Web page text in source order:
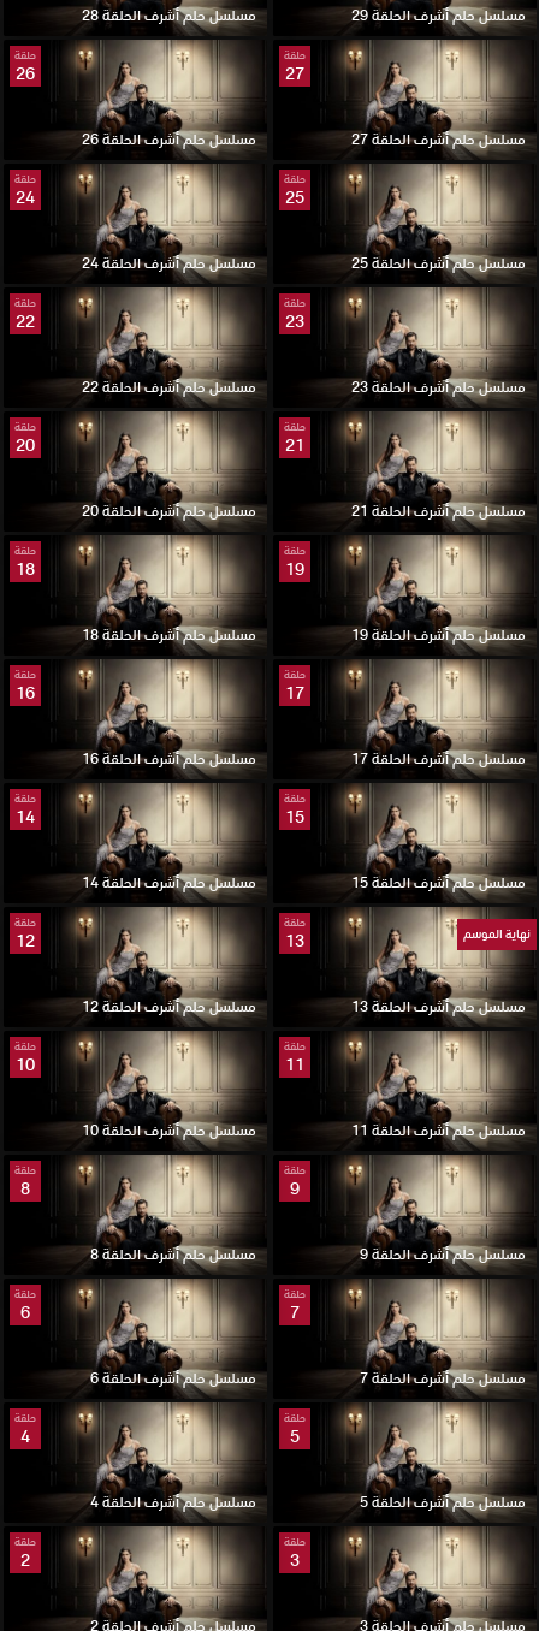
مسلسل حلم أشرف الحلقة 29 مسلسل حلم أشرف الحلقة 28
حلقة
27
مسلسل حلم أشرف الحلقة 27
حلقة
26
مسلسل حلم أشرف الحلقة 26
حلقة
25
مسلسل حلم أشرف الحلقة 25
حلقة
24
مسلسل حلم أشرف الحلقة 24
حلقة
23
مسلسل حلم أشرف الحلقة 23
حلقة
22
مسلسل حلم أشرف الحلقة 22
حلقة
21
مسلسل حلم أشرف الحلقة 21
حلقة
20
مسلسل حلم أشرف الحلقة 20
حلقة
19
مسلسل حلم أشرف الحلقة 19
حلقة
18
مسلسل حلم أشرف الحلقة 18
حلقة
17
مسلسل حلم أشرف الحلقة 17
حلقة
16
مسلسل حلم أشرف الحلقة 16
حلقة
15
مسلسل حلم أشرف الحلقة 15
حلقة
14
مسلسل حلم أشرف الحلقة 14
نهاية الموسم
حلقة
13
مسلسل حلم أشرف الحلقة 13
حلقة
12
مسلسل حلم أشرف الحلقة 12
حلقة
11
مسلسل حلم أشرف الحلقة 11
حلقة
10
مسلسل حلم أشرف الحلقة 10
حلقة
9
مسلسل حلم أشرف الحلقة 9
حلقة
8
مسلسل حلم أشرف الحلقة 8
حلقة
7
مسلسل حلم أشرف الحلقة 7
حلقة
6
مسلسل حلم أشرف الحلقة 6
حلقة
5
مسلسل حلم أشرف الحلقة 5
حلقة
4
مسلسل حلم أشرف الحلقة 4
حلقة
3
حلقة
2